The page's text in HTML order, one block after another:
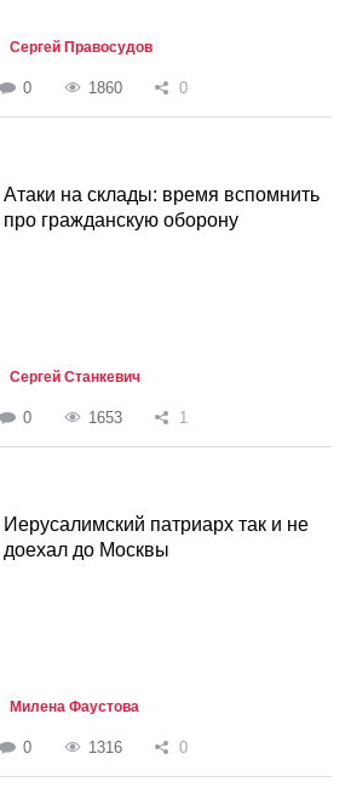
Сергей Правосудов
0 1860 0
Атаки на склады: время вспомнить
про гражданскую оборону
Сергей Станкевич
0 1653 1
Иерусалимский патриарх так и не
доехал до Москвы
Милена Фаустова
0 1316 0